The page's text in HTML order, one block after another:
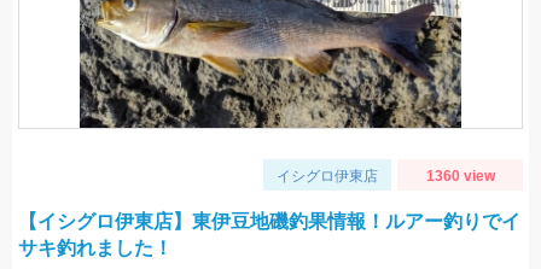
イシグロ伊東店 1360 view
【イシグロ伊東店】東伊豆地磯釣果情報！ルアー釣りでイ
サキ釣れました！